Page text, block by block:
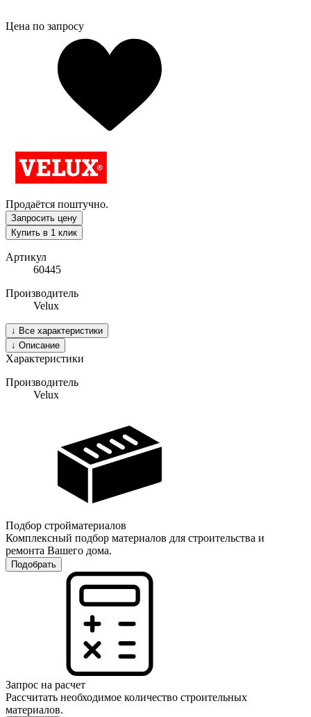
Цена по запросу
Продаётся поштучно.
Запросить цену
Купить в 1 клик
Артикул
60445
Производитель
Velux
↓ Все характеристики
↓ Описание
Характеристики
Производитель
Velux
Подбор стройматериалов
Комплексный подбор материалов для строительства и
ремонта Вашего дома.
Подобрать
Запрос на расчет
Рассчитать необходимое количество строительных
материалов.